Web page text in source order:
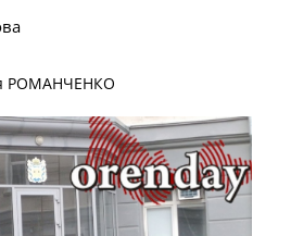
РОМАНЧЕНКО